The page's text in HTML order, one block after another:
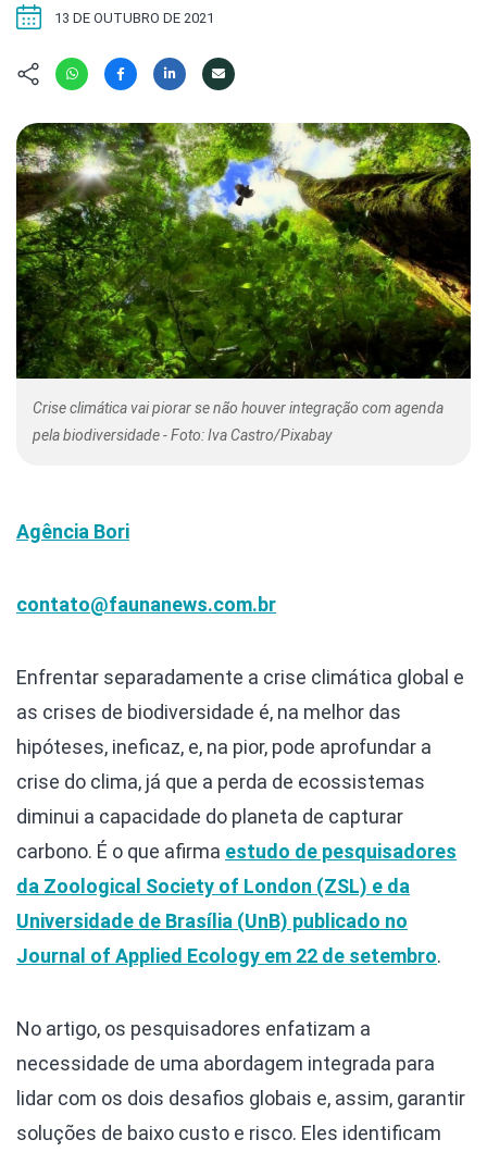
Kit
Photo
Políticas
Saúde,
Segunda
Túnel do
Universo
Missão
Cursos
13 DE OUTUBRO DE 2021
Crise climática vai piorar se não houver integração com agenda
pela biodiversidade - Foto: Iva Castro/Pixabay
Agência Bori
contato@faunanews.com.br
Enfrentar separadamente a crise climática global e
as crises de biodiversidade é, na melhor das
hipóteses, ineficaz, e, na pior, pode aprofundar a
crise do clima, já que a perda de ecossistemas
diminui a capacidade do planeta de capturar
carbono. É o que afirma estudo de pesquisadores
da Zoological Society of London (ZSL) e da
Universidade de Brasília (UnB) publicado no
Journal of Applied Ecology em 22 de setembro.
No artigo, os pesquisadores enfatizam a
necessidade de uma abordagem integrada para
lidar com os dois desafios globais e, assim, garantir
soluções de baixo custo e risco. Eles identificam